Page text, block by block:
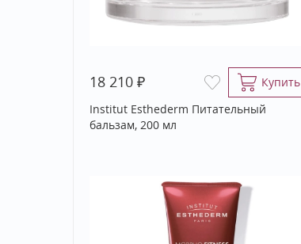
18 210 ₽
Купить
Institut Esthederm Питательный
бальзам, 200 мл